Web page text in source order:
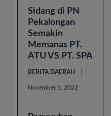
Sidang di PN
Pekalongan
Semakin
Memanas PT.
ATU VS PT. SPA
BERITA DAERAH
November 1, 2022